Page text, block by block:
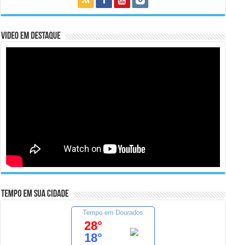
Video em Destaque
Tempo em sua cidade
Tempo em Dourados
28°
18°